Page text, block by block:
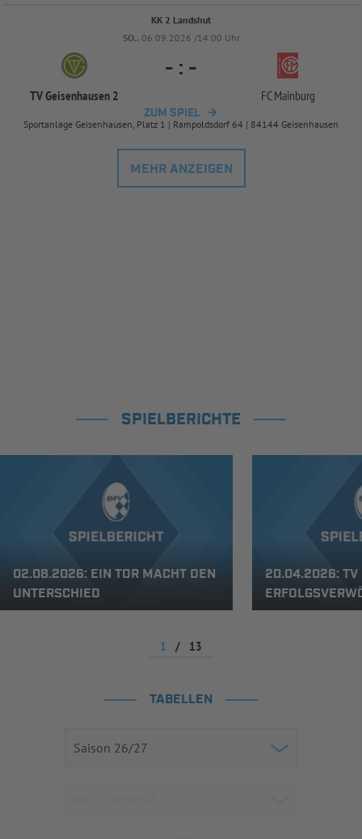
KK 2 Landshut
SO.. 06.09.2026 /14:00 Uhr
TV Geisenhausen 2
- : -
FC Mainburg
ZUM SPIEL
Sportanlage Geisenhausen, Platz 1 | Rampoldsdorf 64 | 84144 Geisenhausen
MEHR ANZEIGEN
SPIELBERICHTE
02.08.2026: EIN TOR MACHT DEN
UNTERSCHIED
20.04.2026: TV
1 / 13
TABELLEN